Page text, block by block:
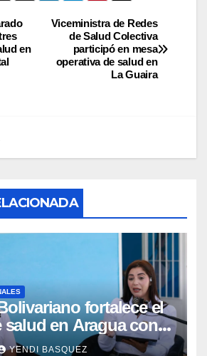
Viceministra de Redes
de Salud Colectiva
participó en mesa
operativa de salud en
La Guaira
en
fortalece el
salud en Aragua con
del CDI La Mora
YENDI BASQUEZ